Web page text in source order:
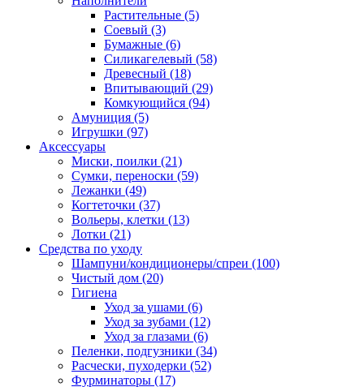
Растительные (5)
Соевый (3)
Бумажные (6)
Силикагелевый (58)
Древесный (18)
Впитывающий (29)
Комкующийся (94)
Амуниция (5)
Игрушки (97)
Аксессуары
Миски, поилки (21)
Сумки, переноски (59)
Лежанки (49)
Когтеточки (37)
Вольеры, клетки (13)
Лотки (21)
Средства по уходу
Шампуни/кондиционеры/спреи (100)
Чистый дом (20)
Гигиена
Уход за ушами (6)
Уход за зубами (12)
Уход за глазами (6)
Пеленки, подгузники (34)
Расчески, пуходерки (52)
Фурминаторы (17)